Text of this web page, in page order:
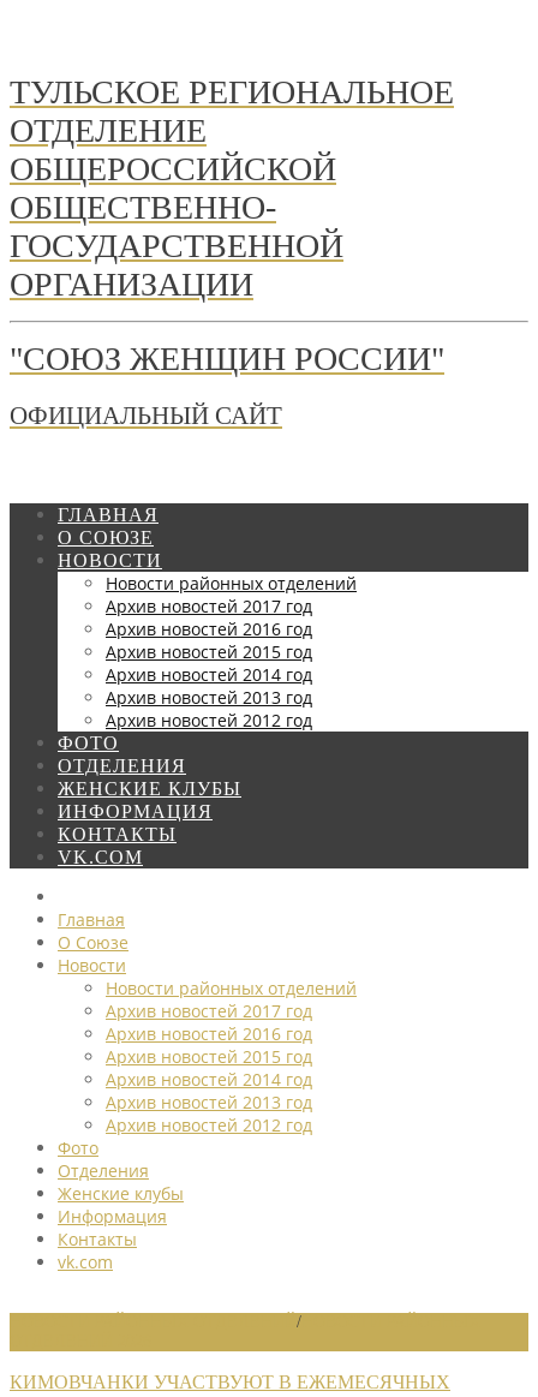
ТУЛЬСКОЕ РЕГИОНАЛЬНОЕ
ОТДЕЛЕНИЕ
ОБЩЕРОССИЙСКОЙ
ОБЩЕСТВЕННО-
ГОСУДАРСТВЕННОЙ
ОРГАНИЗАЦИИ
"СОЮЗ ЖЕНЩИН РОССИИ"
ОФИЦИАЛЬНЫЙ САЙТ
ГЛАВНАЯ
О СОЮЗЕ
НОВОСТИ
Новости районных отделений
Архив новостей 2017 год
Архив новостей 2016 год
Архив новостей 2015 год
Архив новостей 2014 год
Архив новостей 2013 год
Архив новостей 2012 год
ФОТО
ОТДЕЛЕНИЯ
ЖЕНСКИЕ КЛУБЫ
ИНФОРМАЦИЯ
КОНТАКТЫ
VK.COM
Главная
О Союзе
Новости
Новости районных отделений
Архив новостей 2017 год
Архив новостей 2016 год
Архив новостей 2015 год
Архив новостей 2014 год
Архив новостей 2013 год
Архив новостей 2012 год
Фото
Отделения
Женские клубы
Информация
Контакты
vk.com
/
КИМОВЧАНКИ УЧАСТВУЮТ В ЕЖЕМЕСЯЧНЫХ